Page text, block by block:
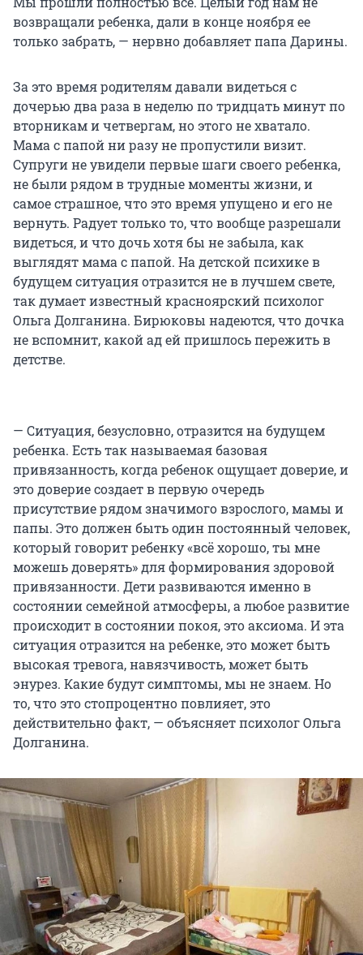
возвращали ребенка, дали в конце ноября ее
только забрать, — нервно добавляет папа Дарины.
За это время родителям давали видеться с
дочерью два раза в неделю по тридцать минут по
вторникам и четвергам, но этого не хватало.
Мама с папой ни разу не пропустили визит.
Супруги не увидели первые шаги своего ребенка,
не были рядом в трудные моменты жизни, и
самое страшное, что это время упущено и его не
вернуть. Радует только то, что вообще разрешали
видеться, и что дочь хотя бы не забыла, как
выглядят мама с папой. На детской психике в
будущем ситуация отразится не в лучшем свете,
так думает известный красноярский психолог
Ольга Долганина. Бирюковы надеются, что дочка
не вспомнит, какой ад ей пришлось пережить в
детстве.
— Ситуация, безусловно, отразится на будущем
ребенка. Есть так называемая базовая
привязанность, когда ребенок ощущает доверие, и
это доверие создает в первую очередь
присутствие рядом значимого взрослого, мамы и
папы. Это должен быть один постоянный человек,
который говорит ребенку «всё хорошо, ты мне
можешь доверять» для формирования здоровой
привязанности. Дети развиваются именно в
состоянии семейной атмосферы, а любое развитие
происходит в состоянии покоя, это аксиома. И эта
ситуация отразится на ребенке, это может быть
высокая тревога, навязчивость, может быть
энурез. Какие будут симптомы, мы не знаем. Но
то, что это стопроцентно повлияет, это
действительно факт, — объясняет психолог Ольга
Долганина.